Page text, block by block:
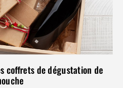
coffrets de dégustation de